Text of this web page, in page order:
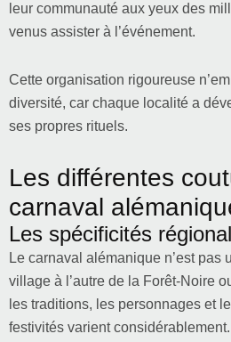
leur communauté aux yeux des
venus assister à l’événement.
Cette organisation rigoureuse
diversité, car chaque localité a
ses propres rituels.
Les différentes
carnaval
Les spécificités
Le carnaval alémanique n’est pas
village à l’autre de la Forêt-Noire
les traditions, les personnages et
festivités varient